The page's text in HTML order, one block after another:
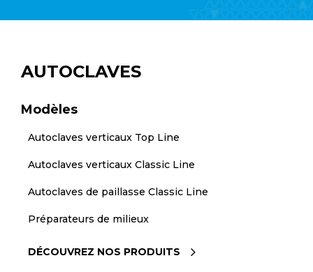
AUTOCLAVES
Modèles
Autoclaves verticaux Top Line
Autoclaves verticaux Classic Line
Autoclaves de paillasse Classic Line
Préparateurs de milieux
DÉCOUVREZ NOS PRODUITS